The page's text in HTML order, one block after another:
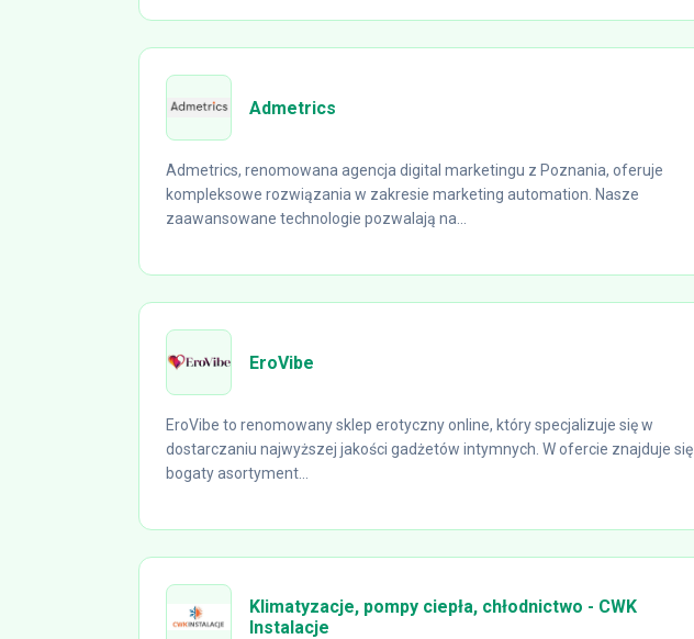
Admetrics
Admetrics, renomowana agencja digital marketingu z Poznania, oferuje
kompleksowe rozwiązania w zakresie marketing automation. Nasze
zaawansowane technologie pozwalają na...
EroVibe
EroVibe to renomowany sklep erotyczny online, który specjalizuje się w
dostarczaniu najwyższej jakości gadżetów intymnych. W ofercie znajduje się
bogaty asortyment...
Klimatyzacje, pompy ciepła, chłodnictwo - CWK
Instalacje